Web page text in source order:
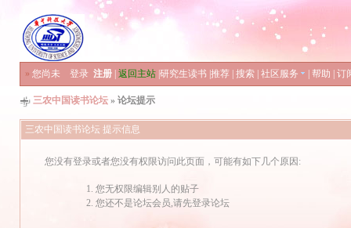
» 您尚未 登录 注册 返回主站 研究生读书 推荐 搜索 社区服务 帮助 订
三农中国读书论坛 » 论坛提示
三农中国读书论坛 提示信息
您没有登录或者您没有权限访问此页面，可能有如下几个原因:
您无权限编辑别人的贴子
您还不是论坛会员,请先登录论坛